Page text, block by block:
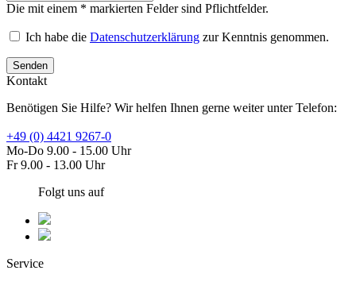
Die mit einem * markierten Felder sind Pflichtfelder.
Ich habe die Datenschutzerklärung zur Kenntnis genommen.
Senden
Kontakt
Benötigen Sie Hilfe? Wir helfen Ihnen gerne weiter unter Telefon:
+49 (0) 4421 9267-0
Mo-Do 9.00 - 15.00 Uhr
Fr 9.00 - 13.00 Uhr
Folgt uns auf
Service